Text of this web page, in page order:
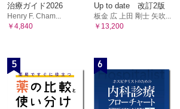
治療ガイド2026
Henry F. Cham...
￥4,840
Up to date 改訂2版
板金 広 上田 剛士 矢吹...
￥13,200
5 6